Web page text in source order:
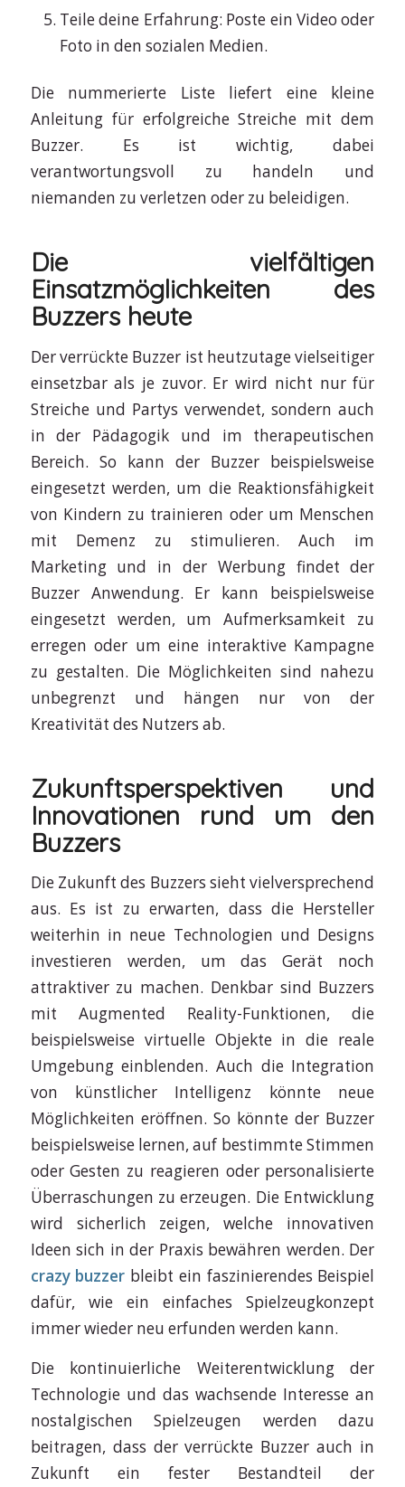
Teile deine Erfahrung: Poste ein Video oder
Foto in den sozialen Medien.
Die nummerierte Liste liefert eine kleine
Anleitung für erfolgreiche Streiche mit dem
Buzzer. Es ist wichtig, dabei
verantwortungsvoll zu handeln und
niemanden zu verletzen oder zu beleidigen.
Die vielfältigen
Einsatzmöglichkeiten des
Buzzers heute
Der verrückte Buzzer ist heutzutage vielseitiger
einsetzbar als je zuvor. Er wird nicht nur für
Streiche und Partys verwendet, sondern auch
in der Pädagogik und im therapeutischen
Bereich. So kann der Buzzer beispielsweise
eingesetzt werden, um die Reaktionsfähigkeit
von Kindern zu trainieren oder um Menschen
mit Demenz zu stimulieren. Auch im
Marketing und in der Werbung findet der
Buzzer Anwendung. Er kann beispielsweise
eingesetzt werden, um Aufmerksamkeit zu
erregen oder um eine interaktive Kampagne
zu gestalten. Die Möglichkeiten sind nahezu
unbegrenzt und hängen nur von der
Kreativität des Nutzers ab.
Zukunftsperspektiven und
Innovationen rund um den
Buzzers
Die Zukunft des Buzzers sieht vielversprechend
aus. Es ist zu erwarten, dass die Hersteller
weiterhin in neue Technologien und Designs
investieren werden, um das Gerät noch
attraktiver zu machen. Denkbar sind Buzzers
mit Augmented Reality-Funktionen, die
beispielsweise virtuelle Objekte in die reale
Umgebung einblenden. Auch die Integration
von künstlicher Intelligenz könnte neue
Möglichkeiten eröffnen. So könnte der Buzzer
beispielsweise lernen, auf bestimmte Stimmen
oder Gesten zu reagieren oder personalisierte
Überraschungen zu erzeugen. Die Entwicklung
wird sicherlich zeigen, welche innovativen
Ideen sich in der Praxis bewähren werden. Der
crazy buzzer bleibt ein faszinierendes Beispiel
dafür, wie ein einfaches Spielzeugkonzept
immer wieder neu erfunden werden kann.
Die kontinuierliche Weiterentwicklung der
Technologie und das wachsende Interesse an
nostalgischen Spielzeugen werden dazu
beitragen, dass der verrückte Buzzer auch in
Zukunft ein fester Bestandteil der